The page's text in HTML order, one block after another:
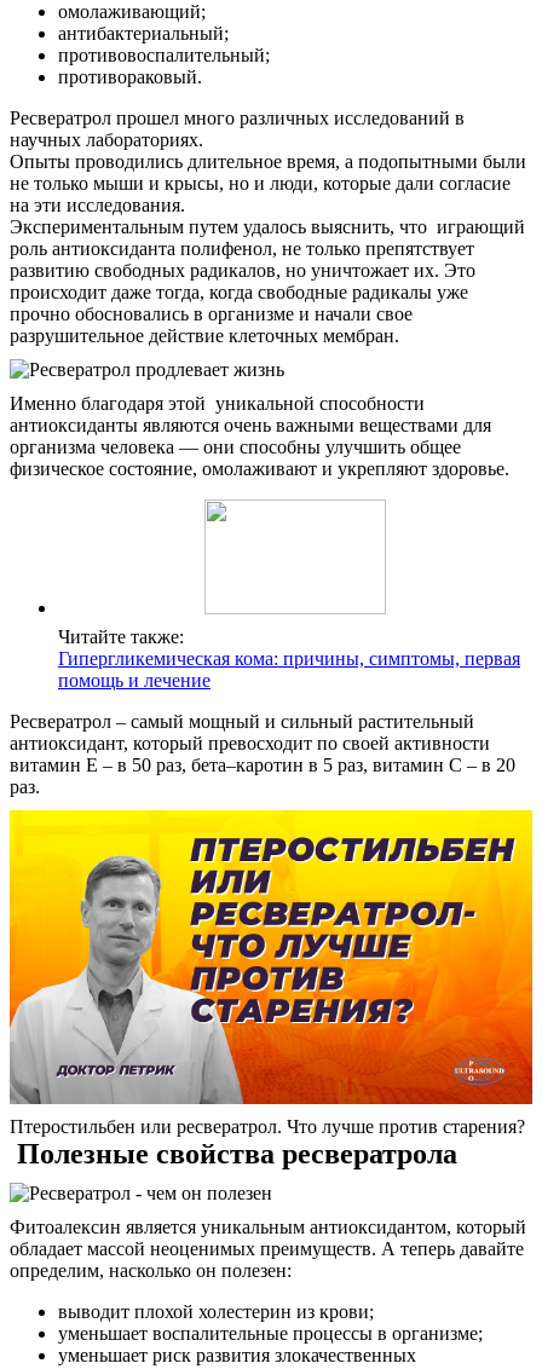
Услуги
Отзывы
Статьи
Контакты
омолаживающий;
антибактериальный;
противовоспалительный;
противораковый.
Ресвератрол прошел много различных исследований в
научных лабораториях.
Опыты проводились длительное время, а подопытными были
не только мыши и крысы, но и люди, которые дали согласие
на эти исследования.
Экспериментальным путем удалось выяснить, что играющий
роль антиоксиданта полифенол, не только препятствует
развитию свободных радикалов, но уничтожает их. Это
происходит даже тогда, когда свободные радикалы уже
прочно обосновались в организме и начали свое
разрушительное действие клеточных мембран.
Именно благодаря этой уникальной способности
антиоксиданты являются очень важными веществами для
организма человека — они способны улучшить общее
физическое состояние, омолаживают и укрепляют здоровье.
Читайте также:
Гипергликемическая кома: причины, симптомы, первая
помощь и лечение
Ресвератрол – самый мощный и сильный растительный
антиоксидант, который превосходит по своей активности
витамин Е – в 50 раз, бета–каротин в 5 раз, витамин С – в 20
раз.
Птеростильбен или ресвератрол. Что лучше против старения?
Полезные свойства ресвератрола
Фитоалексин является уникальным антиоксидантом, который
обладает массой неоценимых преимуществ. А теперь давайте
определим, насколько он полезен:
выводит плохой холестерин из крови;
уменьшает воспалительные процессы в организме;
уменьшает риск развития злокачественных